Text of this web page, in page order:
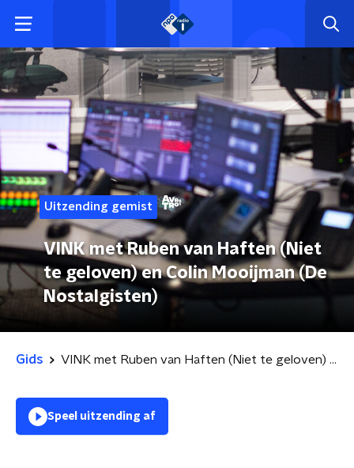
Uitzending gemist
VINK met Ruben van Haften (Niet
te geloven) en Colin Mooijman (De
Nostalgisten)
Gids VINK met Ruben van Haften (Niet te geloven) en Colin Mooijman (De Nostalgisten)
Speel uitzending af